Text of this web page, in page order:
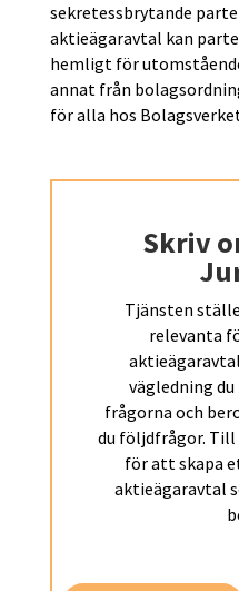
sekretessbrytande
aktieägaravtal kan
hemligt för
annat från
för alla hos
Skriv
Tjänsten
relevanta
vägledning du
frågorna och
du följdfrågor. Till
för att skapa
aktieägaravtal